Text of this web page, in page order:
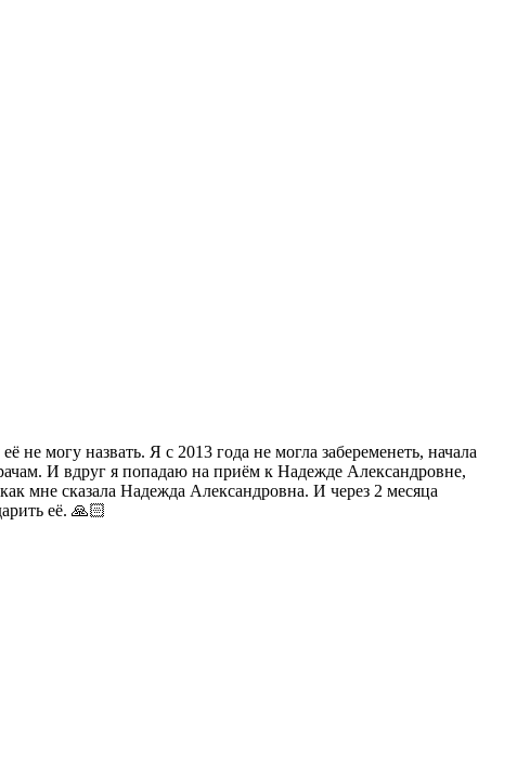
могу назвать. Я с 2013 года не могла забеременеть, начала
И вдруг я попадаю на приём к Надежде Александровне,
мне сказала Надежда Александровна. И через 2 месяца
её. 🙏🏻